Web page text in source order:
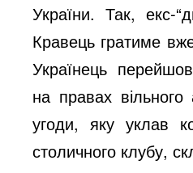
України. Так, екс-
Кравець гратиме
Українець
на правах вільного
угоди, яку уклав
столичного клубу,